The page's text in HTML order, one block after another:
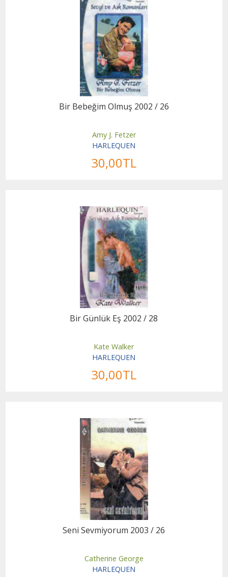
Bir Bebeğim Olmuş 2002 / 26
Amy J. Fetzer
HARLEQUEN
30,00TL
Bir Günlük Eş 2002 / 28
Kate Walker
HARLEQUEN
30,00TL
Seni Sevmiyorum 2003 / 26
Catherine George
HARLEQUEN